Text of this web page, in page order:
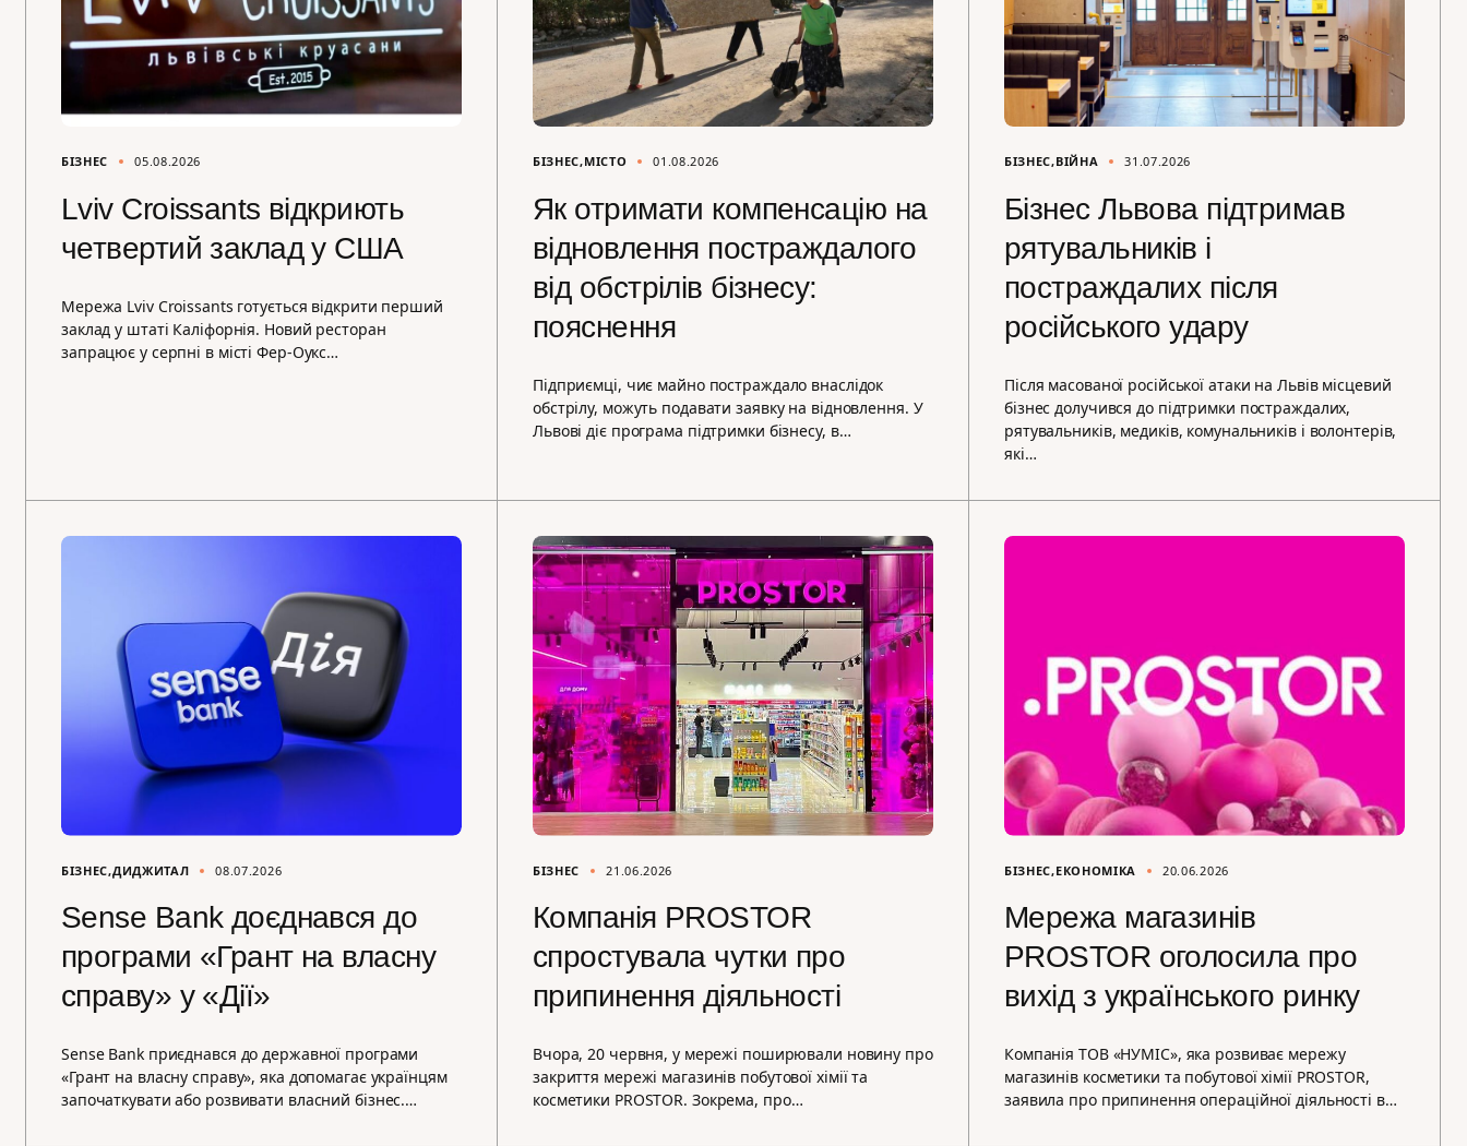
БІЗНЕС 05.08.2026
Lviv Croissants відкриють
четвертий заклад у США
Мережа Lviv Croissants готується відкрити перший
заклад у штаті Каліфорнія. Новий ресторан
запрацює у серпні в місті Фер-Оукс…
БІЗНЕС МІСТО 01.08.2026
Як отримати компенсацію на
відновлення постраждалого
від обстрілів бізнесу:
пояснення
Підприємці, чиє майно постраждало внаслідок
обстрілу, можуть подавати заявку на відновлення. У
Львові діє програма підтримки бізнесу, в…
БІЗНЕС ВІЙНА 31.07.2026
Бізнес Львова підтримав
рятувальників і
постраждалих після
російського удару
Після масованої російської атаки на Львів місцевий
бізнес долучився до підтримки постраждалих,
рятувальників, медиків, комунальників і волонтерів,
які…
БІЗНЕС ДИДЖИТАЛ 08.07.2026
Sense Bank доєднався до
програми «Грант на власну
справу» у «Дії»
Sense Bank приєднався до державної програми
«Грант на власну справу», яка допомагає українцям
започаткувати або розвивати власний бізнес.…
БІЗНЕС 21.06.2026
Компанія PROSTOR
спростувала чутки про
припинення діяльності
Вчора, 20 червня, у мережі поширювали новину про
закриття мережі магазинів побутової хімії та
косметики PROSTOR. Зокрема, про…
БІЗНЕС ЕКОНОМІКА 20.06.2026
Мережа магазинів
PROSTOR оголосила про
вихід з українського ринку
Компанія ТОВ «НУМІС», яка розвиває мережу
магазинів косметики та побутової хімії PROSTOR,
заявила про припинення операційної діяльності в…